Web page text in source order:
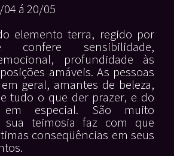
04 á 20/05
elemento terra, regido por
confere sensibilidade,
profundidade às
amáveis. As pessoas
geral, amantes de beleza,
tudo o que der prazer, e do
em especial. São muito
sua teimosia faz com que
conseqüências em seus